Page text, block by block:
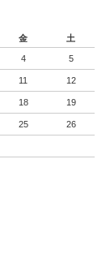
金 土
4 5
11 12
18 19
25 26